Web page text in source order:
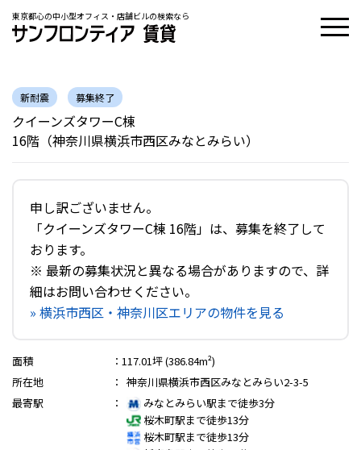
東京都心の中小型オフィス・店舗ビルの検索なら
新耐震 募集終了
クイーンズタワーC棟
16階（神奈川県横浜市西区みなとみらい）
申し訳ございません。
「クイーンズタワーC棟 16階」は、募集を終了して
おります。
※ 最新の募集状況と異なる場合がありますので、詳
細はお問い合わせください。
» 横浜市西区・神奈川区エリアの物件を見る
面積 ： 117.01坪 (386.84m²)
所在地
： 神奈川県横浜市西区みなとみらい2-3-5
最寄駅
：
みなとみらい駅まで徒歩3分
桜木町駅まで徒歩13分
桜木町駅まで徒歩13分